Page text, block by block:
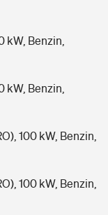
kW, Benzin,
kW, Benzin,
100 kW, Benzin,
100 kW, Benzin,